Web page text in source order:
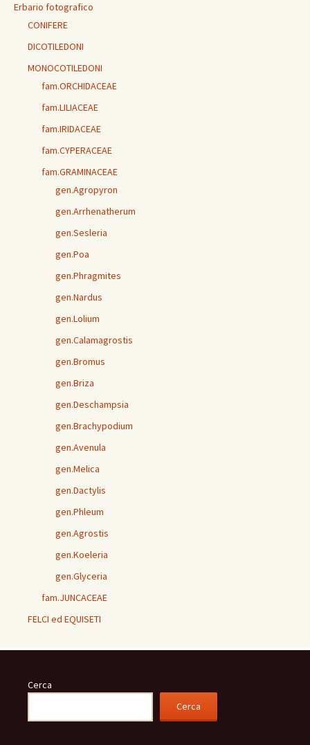
Erbario fotografico
CONIFERE
DICOTILEDONI
MONOCOTILEDONI
fam.ORCHIDACEAE
fam.LILIACEAE
fam.IRIDACEAE
fam.CYPERACEAE
fam.GRAMINACEAE
gen.Agropyron
gen.Arrhenatherum
gen.Sesleria
gen.Poa
gen.Phragmites
gen.Nardus
gen.Lolium
gen.Calamagrostis
gen.Bromus
gen.Briza
gen.Deschampsia
gen.Brachypodium
gen.Avenula
gen.Melica
gen.Dactylis
gen.Phleum
gen.Agrostis
gen.Koeleria
gen.Glyceria
fam.JUNCACEAE
FELCI ed EQUISETI
Cerca
Cerca